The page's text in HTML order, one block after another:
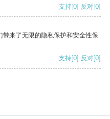
支持[0] 反对[0]
来了无限的隐私保护和安全性保
支持[0] 反对[0]